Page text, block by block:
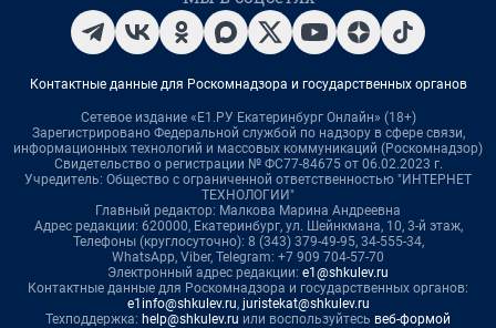
Контактные данные для Роскомнадзора и государственных органов
Сетевое издание «Е1.РУ Екатеринбург Онлайн» (18+)
Зарегистрировано Федеральной службой по надзору в сфере связи,
информационных технологий и массовых коммуникаций (Роскомнадзор)
Свидетельство о регистрации № ФС77-84675 от 06.02.2023 г.
Учредитель: Общество с ограниченной ответственностью "ИНТЕРНЕТ
ТЕХНОЛОГИИ"
Главный редактор: Малкова Марина Андреевна
Адрес редакции: 620000, Екатеринбург, ул. Шейнкмана, 10, 3-й этаж,
Телефоны (круглосуточно): 8 (343) 379-49-95, 34-555-34,
WhatsApp, Viber, Telegram: +7 909 704-57-70
Электронный адрес редакции: e1@shkulev.ru
Контактные данные для Роскомнадзора и государственных органов:
e1info@shkulev.ru, juristekat@shkulev.ru
Техподдержка: help@shkulev.ru или воспользуйтесь веб-формой